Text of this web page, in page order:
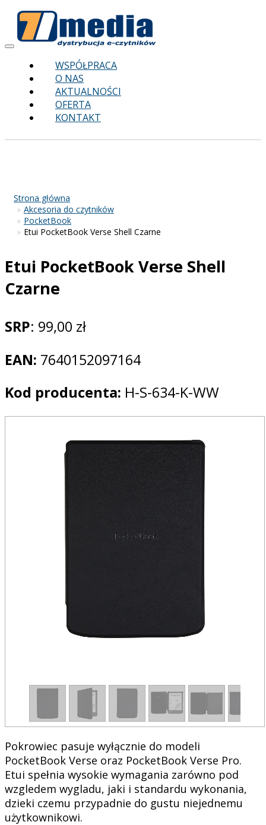
Toggle
WSPÓŁPRACA
O NAS
AKTUALNOŚCI
OFERTA
KONTAKT
Strona główna
Akcesoria do czytników
PocketBook
Etui PocketBook Verse Shell Czarne
Etui PocketBook Verse Shell
Czarne
SRP: 99,00 zł
EAN: 7640152097164
Kod producenta: H-S-634-K-WW
Pokrowiec pasuje wyłącznie do modeli
PocketBook Verse oraz PocketBook Verse Pro.
Etui spełnia wysokie wymagania zarówno pod
wzgledem wygladu, jaki i standardu wykonania,
dzieki czemu przypadnie do gustu niejednemu
użytkownikowi.